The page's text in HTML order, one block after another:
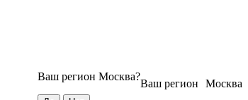
Москва
Ваш регион
Ваш регион Москва?